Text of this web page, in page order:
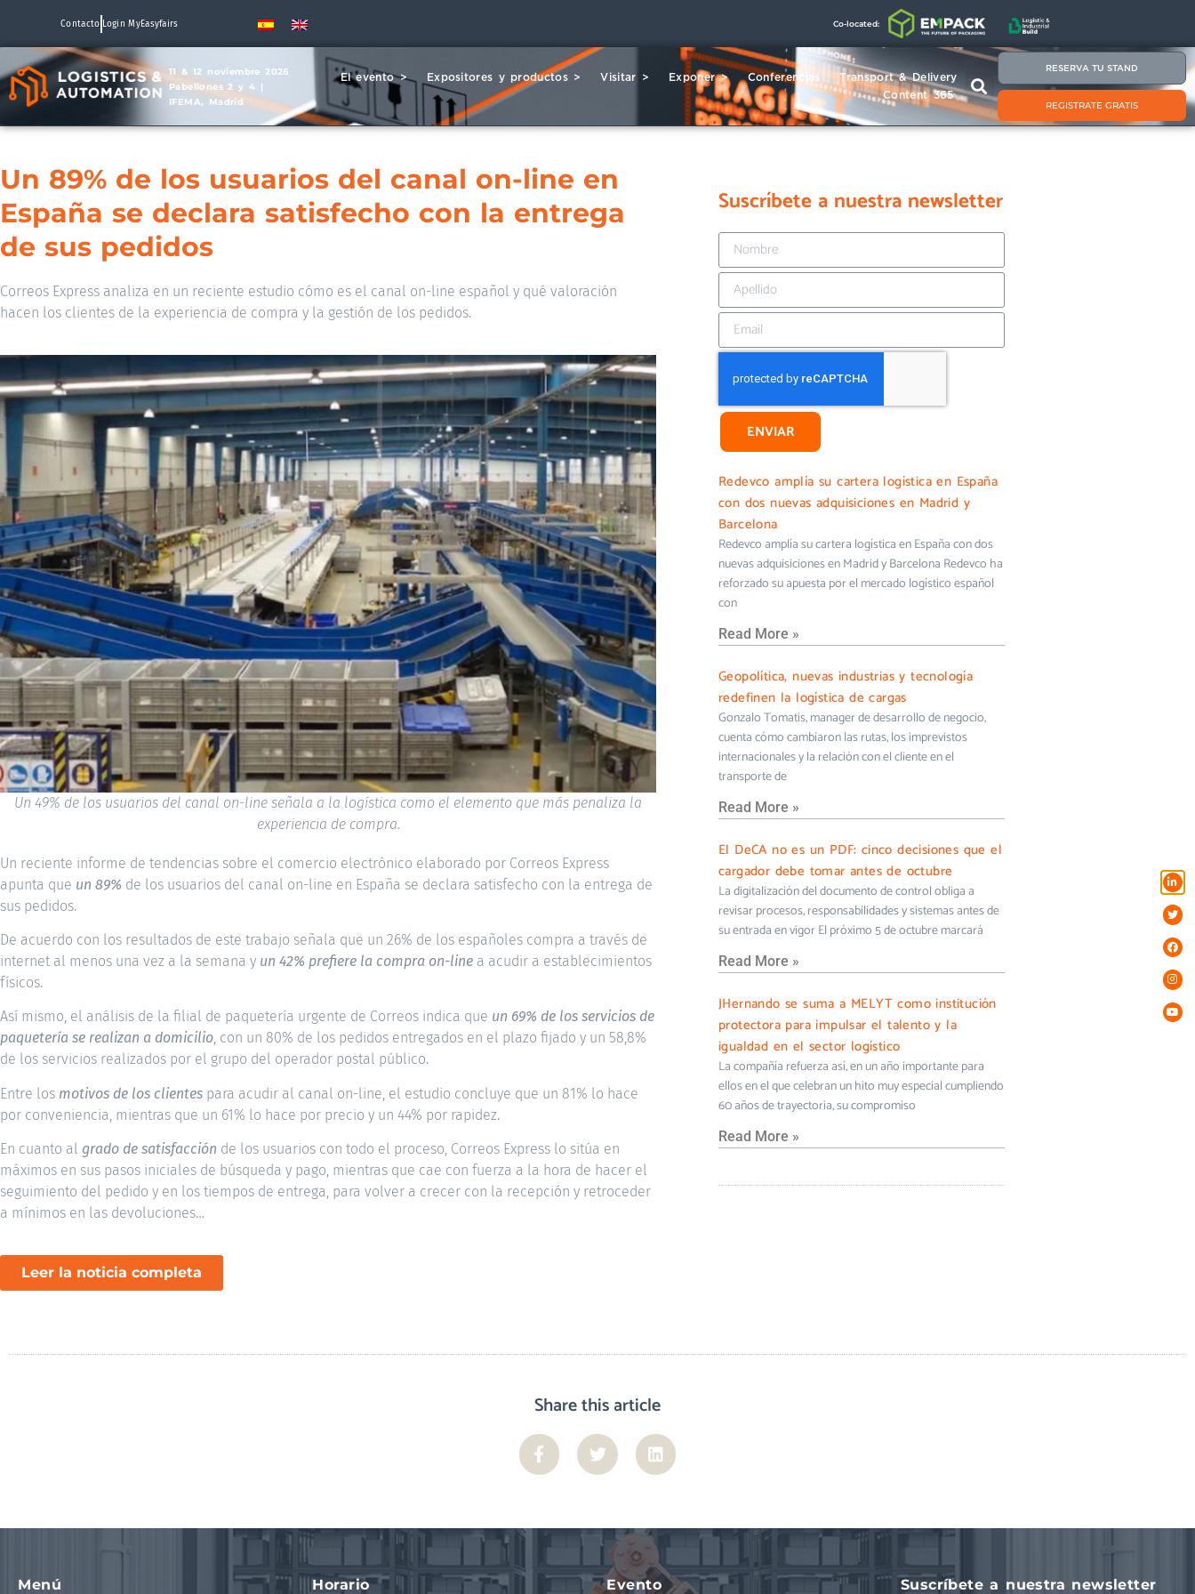
Contacto Login MyEasyfairs Co-located:
11 & 12 noviembre 2026
Pabellones 2 y 4 |
IFEMA, Madrid
El evento > Expositores y productos > Visitar > Exponer > Conferencias
Transport & Delivery
Content 365
RESERVA TU STAND
REGISTRATE GRATIS
Un 89% de los usuarios del canal on-line en
España se declara satisfecho con la entrega
de sus pedidos
Correos Express analiza en un reciente estudio cómo es el canal on-line español y qué valoración
hacen los clientes de la experiencia de compra y la gestión de los pedidos.
Un 49% de los usuarios del canal on-line señala a la logística como el elemento que más penaliza la
experiencia de compra.
Un reciente informe de tendencias sobre el comercio electrónico elaborado por Correos Express
apunta que un 89% de los usuarios del canal on-line en España se declara satisfecho con la entrega de
sus pedidos.
De acuerdo con los resultados de este trabajo señala que un 26% de los españoles compra a través de
internet al menos una vez a la semana y un 42% prefiere la compra on-line a acudir a establecimientos
físicos.
Así mismo, el análisis de la filial de paquetería urgente de Correos indica que un 69% de los servicios de
paquetería se realizan a domicilio, con un 80% de los pedidos entregados en el plazo fijado y un 58,8%
de los servicios realizados por el grupo del operador postal público.
Entre los motivos de los clientes para acudir al canal on-line, el estudio concluye que un 81% lo hace
por conveniencia, mientras que un 61% lo hace por precio y un 44% por rapidez.
En cuanto al grado de satisfacción de los usuarios con todo el proceso, Correos Express lo sitúa en
máximos en sus pasos iniciales de búsqueda y pago, mientras que cae con fuerza a la hora de hacer el
seguimiento del pedido y en los tiempos de entrega, para volver a crecer con la recepción y retroceder
a mínimos en las devoluciones…
Leer la noticia completa
Suscríbete a nuestra newsletter
ENVIAR
Redevco amplía su cartera logística en España
con dos nuevas adquisiciones en Madrid y
Barcelona
Redevco amplía su cartera logística en España con dos
nuevas adquisiciones en Madrid y Barcelona Redevco ha
reforzado su apuesta por el mercado logístico español
con
Read More »
Geopolítica, nuevas industrias y tecnología
redefinen la logística de cargas
Gonzalo Tomatis, manager de desarrollo de negocio,
cuenta cómo cambiaron las rutas, los imprevistos
internacionales y la relación con el cliente en el
transporte de
Read More »
El DeCA no es un PDF: cinco decisiones que el
cargador debe tomar antes de octubre
La digitalización del documento de control obliga a
revisar procesos, responsabilidades y sistemas antes de
su entrada en vigor El próximo 5 de octubre marcará
Read More »
JHernando se suma a MELYT como institución
protectora para impulsar el talento y la
igualdad en el sector logístico
La compañía refuerza así, en un año importante para
ellos en el que celebran un hito muy especial cumpliendo
60 años de trayectoria, su compromiso
Read More »
Share this article
Menú Horario Evento Suscríbete a nuestra newsletter